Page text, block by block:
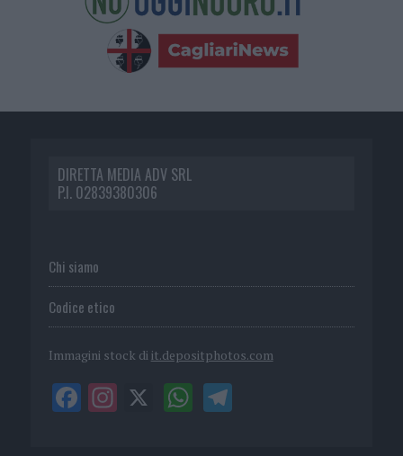
DIRETTA MEDIA ADV SRL
P.I. 02839380306
Chi siamo
Codice etico
Immagini stock di it.depositphotos.com